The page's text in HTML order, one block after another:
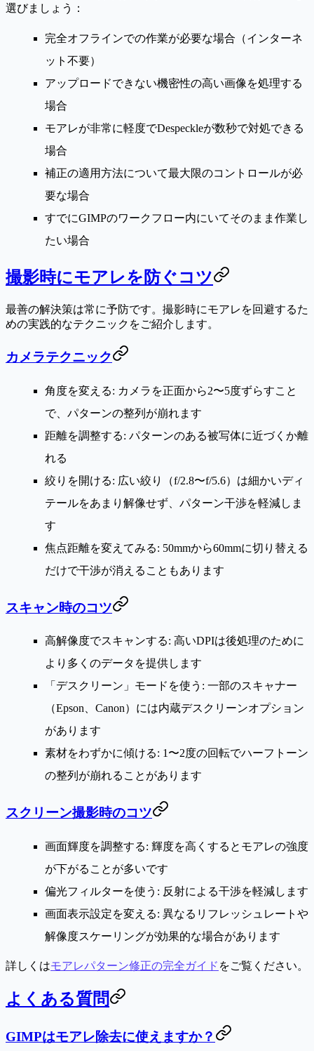
選びましょう：
完全オフラインでの作業が必要な場合（インターネ
ット不要）
アップロードできない機密性の高い画像を処理する
場合
モアレが非常に軽度でDespeckleが数秒で対処できる
場合
補正の適用方法について最大限のコントロールが必
要な場合
すでにGIMPのワークフロー内にいてそのまま作業し
たい場合
撮影時にモアレを防ぐコツ
最善の解決策は常に予防です。撮影時にモアレを回避するた
めの実践的なテクニックをご紹介します。
カメラテクニック
角度を変える: カメラを正面から2〜5度ずらすこと
で、パターンの整列が崩れます
距離を調整する: パターンのある被写体に近づくか離
れる
絞りを開ける: 広い絞り（f/2.8〜f/5.6）は細かいディ
テールをあまり解像せず、パターン干渉を軽減しま
す
焦点距離を変えてみる: 50mmから60mmに切り替える
だけで干渉が消えることもあります
スキャン時のコツ
高解像度でスキャンする: 高いDPIは後処理のために
より多くのデータを提供します
「デスクリーン」モードを使う : 一部のスキャナー
（Epson、Canon）には内蔵デスクリーンオプション
があります
素材をわずかに傾ける: 1〜2度の回転でハーフトーン
の整列が崩れることがあります
スクリーン撮影時のコツ
画面輝度を調整する: 輝度を高くするとモアレの強度
が下がることが多いです
偏光フィルターを使う : 反射による干渉を軽減します
画面表示設定を変える: 異なるリフレッシュレートや
解像度スケーリングが効果的な場合があります
詳しくはモアレパターン修正の完全ガイド をご覧ください。
よくある質問
GIMPはモアレ除去に使えますか？